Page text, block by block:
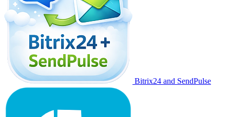
Bitrix24 and SendPulse